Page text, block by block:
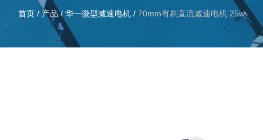
首页 / 产品 / 华一微型减速电机 / 70mm有刷直流减速电机 25w